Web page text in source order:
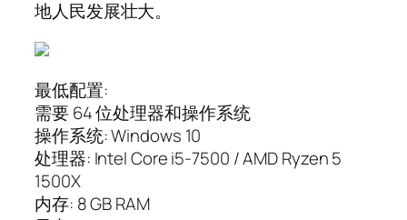
地人民发展壮大。
最低配置:
需要 64 位处理器和操作系统
操作系统: Windows 10
处理器: Intel Core i5-7500 / AMD Ryzen 5
1500X
内存: 8 GB RAM